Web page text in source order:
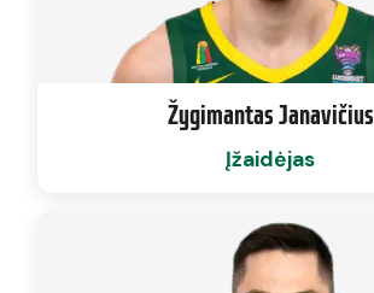
Žygimantas Janavičius
Įžaidėjas